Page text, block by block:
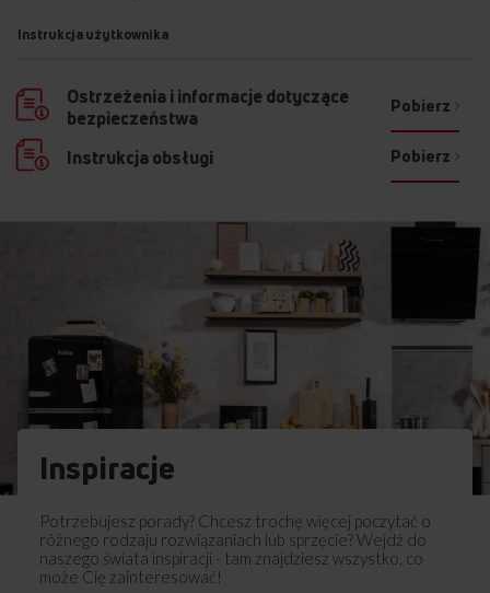
Instrukcja użytkownika
Ostrzeżenia i informacje dotyczące
bezpieczeństwa
Pobierz
Instrukcja obsługi Pobierz
Inspiracje
Potrzebujesz porady? Chcesz trochę więcej poczytać o
różnego rodzaju rozwiązaniach lub sprzęcie? Wejdź do
naszego świata inspiracji - tam znajdziesz wszystko, co
może Cię zainteresować!